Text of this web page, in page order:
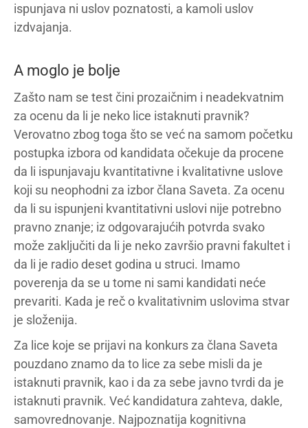
ispunjava ni uslov poznatosti, a kamoli uslov
izdvajanja.
A moglo je bolje
Zašto nam se test čini prozaičnim i neadekvatnim
za ocenu da li je neko lice istaknuti pravnik?
Verovatno zbog toga što se već na samom početku
postupka izbora od kandidata očekuje da procene
da li ispunjavaju kvantitativne i kvalitativne uslove
koji su neophodni za izbor člana Saveta. Za ocenu
da li su ispunjeni kvantitativni uslovi nije potrebno
pravno znanje; iz odgovarajućih potvrda svako
može zaključiti da li je neko završio pravni fakultet i
da li je radio deset godina u struci. Imamo
poverenja da se u tome ni sami kandidati neće
prevariti. Kada je reč o kvalitativnim uslovima stvar
je složenija.
Za lice koje se prijavi na konkurs za člana Saveta
pouzdano znamo da to lice za sebe misli da je
istaknuti pravnik, kao i da za sebe javno tvrdi da je
istaknuti pravnik. Već kandidatura zahteva, dakle,
samovrednovanje. Najpoznatija kognitivna